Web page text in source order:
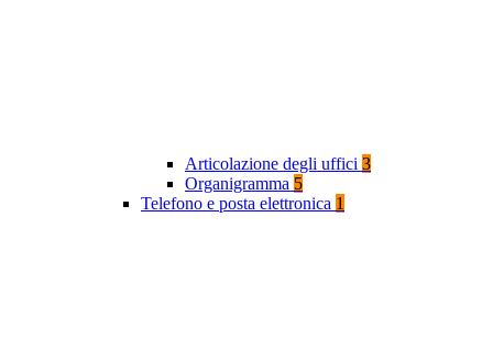
Articolazione degli uffici 3
Organigramma 5
Telefono e posta elettronica 1